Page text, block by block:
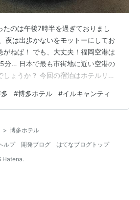
たのは午後7時半を過ぎておりまし
夜は出歩かないをモットーにしてお
がねば！ でも、大丈夫！福岡空港は
分… 日本で最も市街地に近い空港の
しょうか？ 今回の宿泊はホテルリソ
川端駅からは徒歩数分…便利です！
トランスは会員制のラウンジを兼ね
ースあり 無料で会員になれると聞い
うかと思っていましたが、チェッ
ファー…
#博多ホテル #イルキャンティ
> 博多ホテル
ルプ 開発ブログ
はてなブログトップ
Hatena.